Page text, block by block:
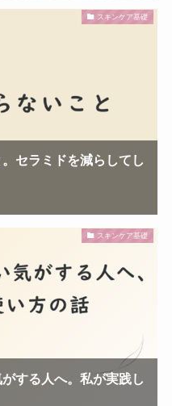
スキンケア基礎
セラミドを減らしてし
スキンケア基礎
する人へ。私が実践し